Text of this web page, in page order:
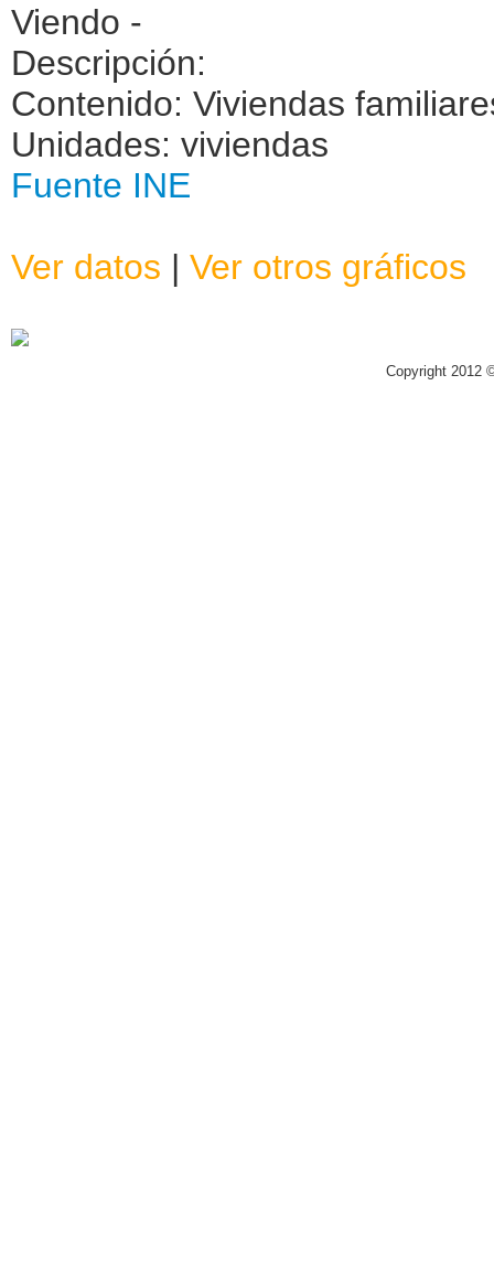
Viendo -
Descripción:
Contenido: Viviendas
Unidades: viviendas
Fuente INE
Ver datos | Ver otros gráficos
Copyright 2012